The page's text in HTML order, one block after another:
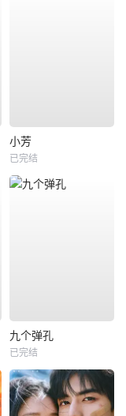
小芳
已完结
九个弹孔
已完结